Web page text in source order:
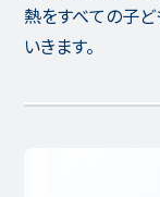
熱をすべての子ど
いきます。